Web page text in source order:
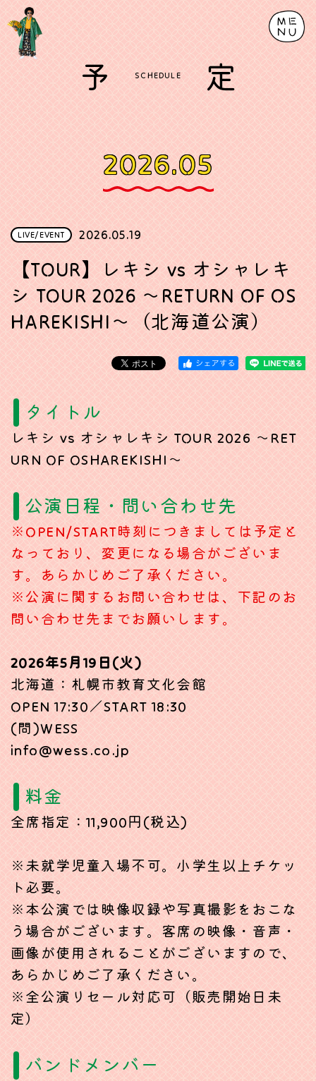
SCHEDULE
予 定
2026.05
LIVE/EVENT 2026.05.19
【TOUR】レキシ vs オシャレキ
シ TOUR 2026 ～RETURN OF OS
HAREKISHI～（北海道公演）
タイトル
レキシ vs オシャレキシ TOUR 2026 ～RET
URN OF OSHAREKISHI～
公演日程・問い合わせ先
※OPEN/START時刻につきましては予定と
なっており、変更になる場合がございま
す。あらかじめご了承ください。
※公演に関するお問い合わせは、下記のお
問い合わせ先までお願いします。
2026年5月19日(火)
北海道：札幌市教育文化会館
OPEN 17:30／START 18:30
(問)WESS
info@wess.co.jp
料金
全席指定：11,900円(税込)
※未就学児童入場不可。小学生以上チケッ
ト必要。
※本公演では映像収録や写真撮影をおこな
う場合がございます。客席の映像・音声・
画像が使用されることがございますので、
あらかじめご了承ください。
※全公演リセール対応可（販売開始日未
定）
バンドメンバー